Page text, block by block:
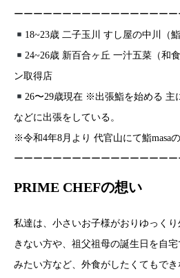
ーーーーーーーーーーーーーーーーー
18~23歳 二子玉川 すし屋の中川（鮨
24~26歳 新百合ヶ丘 一汁五菜（和
ン取得店
26〜29歳現在 ※出張鮨を始める 主
などに出張をしている。
※令和4年8月より 代官山にて鮨masa
ーーーーーーーーーーーーーーーーー
PRIME CHEFの想い
私達は、小さいお子様がおりゆっく
きない方や、祖父祖母の誕生日を自
みたい方など、外食がしたくてもで